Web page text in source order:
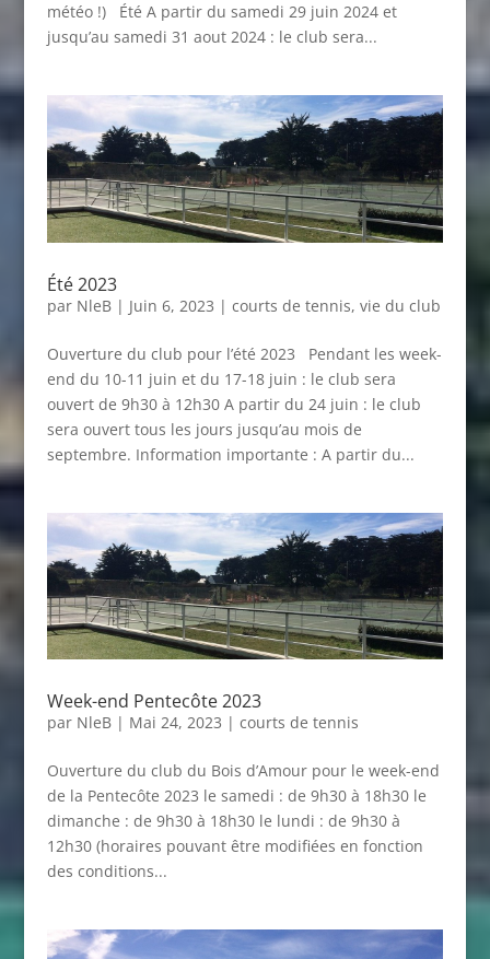
météo !) Été A partir du samedi 29 juin 2024 et
jusqu’au samedi 31 aout 2024 : le club sera...
Été 2023
par NleB| Juin 6, 2023 | courts de tennis, vie du club
Ouverture du club pour l’été 2023 Pendant les week-
end du 10-11 juin et du 17-18 juin : le club sera
ouvert de 9h30 à 12h30 A partir du 24 juin : le club
sera ouvert tous les jours jusqu’au mois de
septembre. Information importante : A partir du...
Week-end Pentecôte 2023
par NleB| Mai 24, 2023 | courts de tennis
Ouverture du club du Bois d’Amour pour le week-end
de la Pentecôte 2023 le samedi : de 9h30 à 18h30 le
dimanche : de 9h30 à 18h30 le lundi : de 9h30 à
12h30 (horaires pouvant être modifiées en fonction
des conditions...